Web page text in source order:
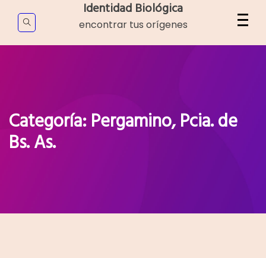
content
Identidad Biológica
encontrar tus orígenes
Categoría:Pergamino, Pcia. de
Bs. As.